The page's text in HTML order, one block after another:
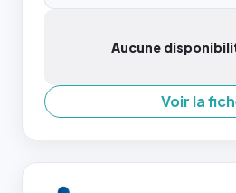
Aucune
Voir la